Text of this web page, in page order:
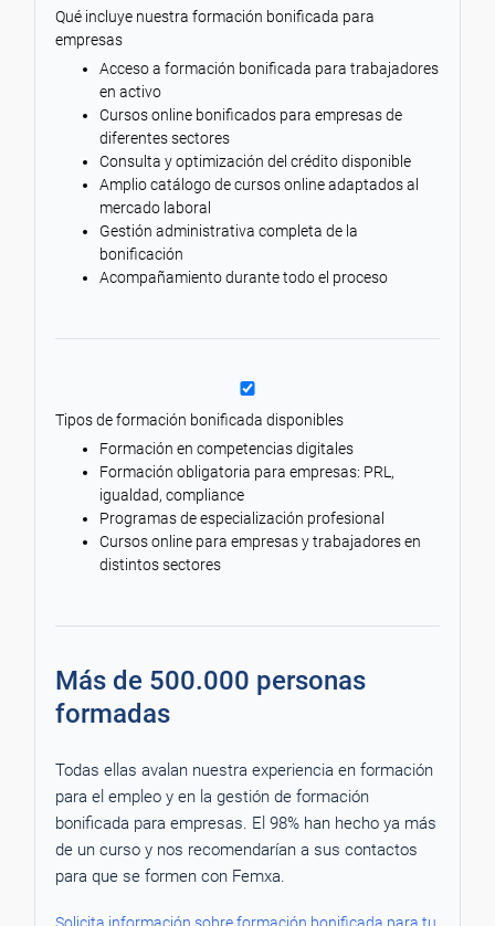
Qué incluye nuestra formación bonificada para
empresas
Acceso a formación bonificada para trabajadores
en activo
Cursos online bonificados para empresas de
diferentes sectores
Consulta y optimización del crédito disponible
Amplio catálogo de cursos online adaptados al
mercado laboral
Gestión administrativa completa de la
bonificación
Acompañamiento durante todo el proceso
Tipos de formación bonificada disponibles
Formación en competencias digitales
Formación obligatoria para empresas: PRL,
igualdad, compliance
Programas de especialización profesional
Cursos online para empresas y trabajadores en
distintos sectores
Más de 500.000 personas
formadas
Todas ellas avalan nuestra experiencia en formación
para el empleo y en la gestión de formación
bonificada para empresas. El 98% han hecho ya más
de un curso y nos recomendarían a sus contactos
para que se formen con Femxa.